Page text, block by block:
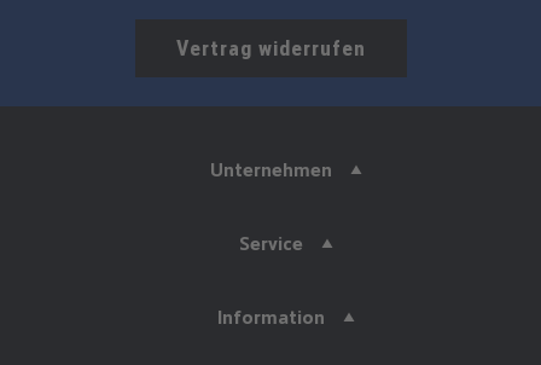
Vertrag widerrufen
Unternehmen
Service
Information